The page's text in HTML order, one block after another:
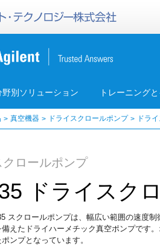
野別ソリューション トレーニング
真空機器 ドライスクロールポンプ ドラ
クロールポンプ
ドライスク
スクロールポンプは、幅広い範囲の速度
えたドライハーメチック真空ポンプです
ンプとなっています。